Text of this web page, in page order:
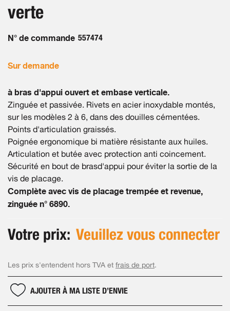
images
verte
N° de commande 557474
Sur demande
à bras d'appui ouvert et embase verticale.
Zinguée et passivée. Rivets en acier inoxydable montés,
sur les modèles 2 à 6, dans des douilles cémentées.
Points d'articulation graissés.
Poignée ergonomique bi matière résistante aux huiles.
Articulation et butée avec protection anti coincement.
Sécurité en bout de brasd'appui pour éviter la sortie de la
vis de placage.
Complète avec vis de placage trempée et revenue,
zinguée n° 6890.
Votre prix: Veuillez vous connecter
Les prix s'entendent hors TVA et frais de port.
AJOUTER À MA LISTE D’ENVIE